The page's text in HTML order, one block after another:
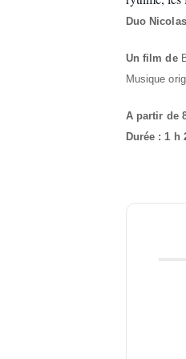
Duo
Un film de
Musique
A partir de
Durée : 1 h